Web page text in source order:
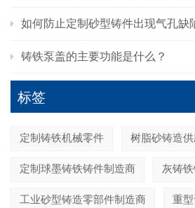
如何防止定制砂型铸件出现气孔缺
铸铁泵盖的主要功能是什么？
标签
定制铸铁机械零件 树脂砂铸造供
定制球墨铸铁铸件制造商 灰铸
工业砂型铸造零部件制造商 重